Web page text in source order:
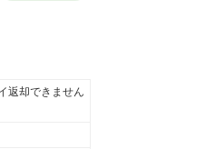
却できません